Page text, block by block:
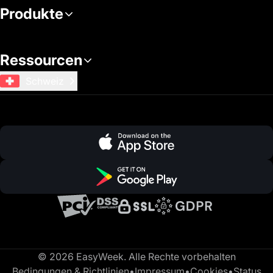
Produkte
Ressourcen
© 2026 EasyWeek. Alle Rechte vorbehalten